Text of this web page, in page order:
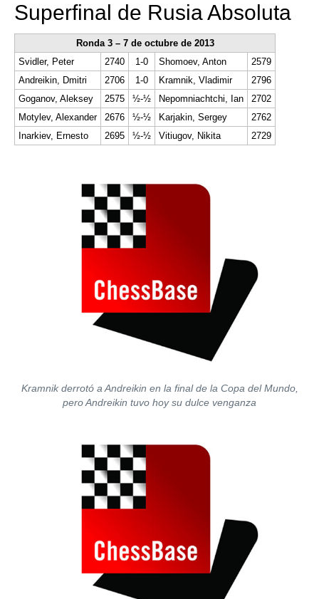
Superfinal de Rusia Absoluta
Ronda 3 – 7 de octubre de 2013
Svidler, Peter
2740 1-0 Shomoev, Anton
2579
Andreikin, Dmitri
2706 1-0 Kramnik, Vladimir
2796
Goganov, Aleksey
2575 ½-½ Nepomniachtchi, Ian
2702
Motylev, Alexander
2676 ½-½ Karjakin, Sergey
2762
Inarkiev, Ernesto
2695 ½-½ Vitiugov, Nikita 2729
Kramnik derrotó a Andreikin en la final de la Copa del Mundo,
pero Andreikin tuvo hoy su dulce venganza